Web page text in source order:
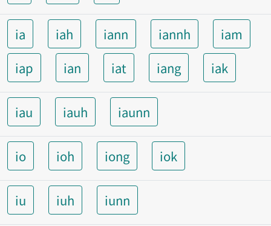
ia iah iann iannh
iam
iap
ian iat iang iak
iau iauh iaunn
io ioh iong iok
iu iuh iunn